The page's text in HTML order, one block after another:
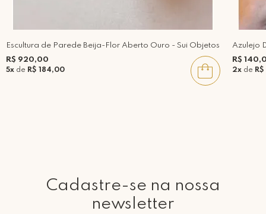
Escultura de Parede Beija-Flor Aberto Ouro - Sui Objetos
R$ 920,00
5x de R$ 184,00
Azulejo
R$
2xde
Cadastre-se na nossa
newsletter